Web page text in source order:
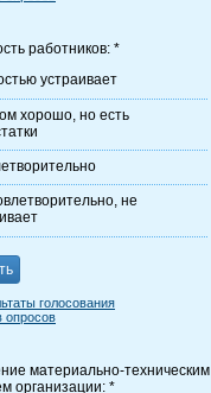
работников: *
устраивает
хорошо, но есть
не
голосования
опросов
материально-техническим
организации: *